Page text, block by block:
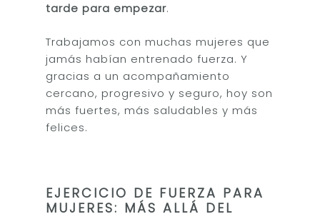
tarde para empezar.
Trabajamos con muchas mujeres que
jamás habían entrenado fuerza. Y
gracias a un acompañamiento
cercano, progresivo y seguro, hoy son
más fuertes, más saludables y más
felices.
EJERCICIO DE FUERZA PARA
MUJERES: MÁS ALLÁ DEL